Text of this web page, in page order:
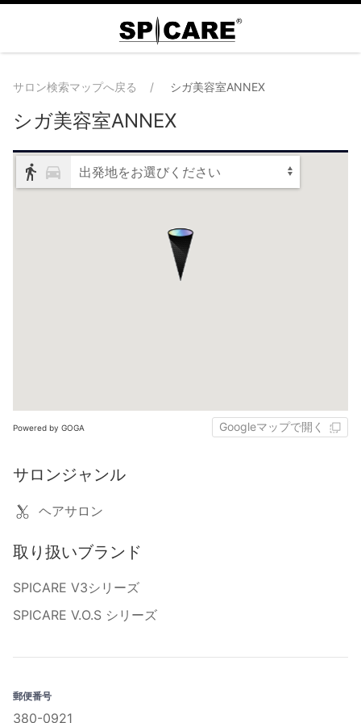
サロン検索マップへ戻る シガ美容室ANNEX
シガ美容室ANNEX
出発地をお選びください
Powered by GOGA Googleマップで開く
サロンジャンル
ヘアサロン
取り扱いブランド
SPICARE V3シリーズ
SPICARE V.O.S シリーズ
郵便番号
380-0921